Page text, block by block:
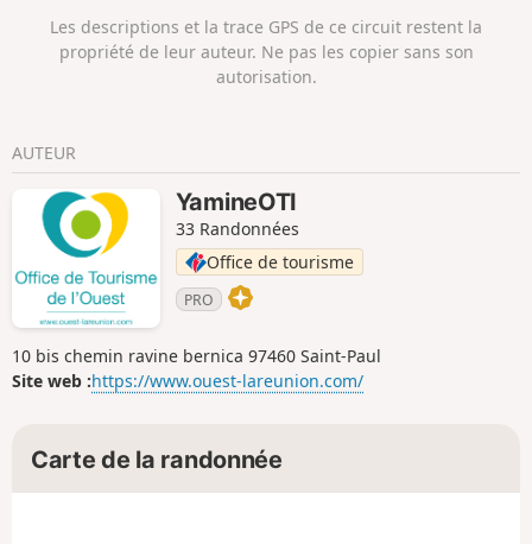
par le Sentier de Cambourg qui traverse la
réserve forestière Hauts de Bois de Nèfles et la
Route Forestière Omega.
Les descriptions et la trace GPS de ce circuit restent la
propriété de leur auteur. Ne pas les copier sans son
autorisation.
AUTEUR
YamineOTI
33 Randonnées
Office de tourisme
PRO
10 bis chemin ravine bernica 97460 Saint-Paul
Site web :https://www.ouest-lareunion.com/
Carte de la randonnée